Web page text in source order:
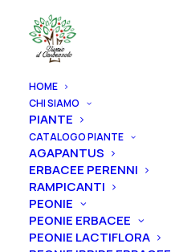
HOME
CHI SIAMO
PIANTE
CATALOGO PIANTE
AGAPANTUS
ERBACEE PERENNI
RAMPICANTI
PEONIE
PEONIE ERBACEE
PEONIE LACTIFLORA